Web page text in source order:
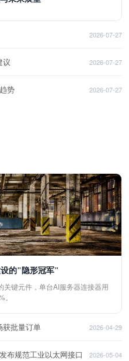
2026-07-27
议 2026-07-27
势 2026-07-27
的"隐形冠军"
键元件，单台AI服务器连接器用
获批量订单 2026-04-29
布规范工业以太网接口 2026-05-04